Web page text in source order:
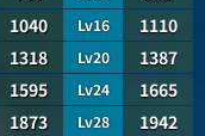
1040 Lv16 1110
1318 Lv20 1387
1595 Lv24 1665
1873 Lv28 1942